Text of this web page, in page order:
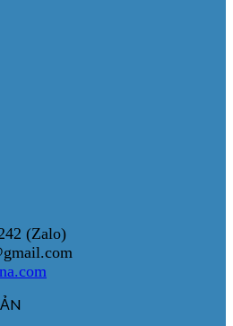
(Zalo)